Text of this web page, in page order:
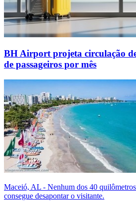
BH Airport projeta circulação
de passageiros por mês
Maceió, AL - Nenhum dos 40
consegue desapontar o visitante.